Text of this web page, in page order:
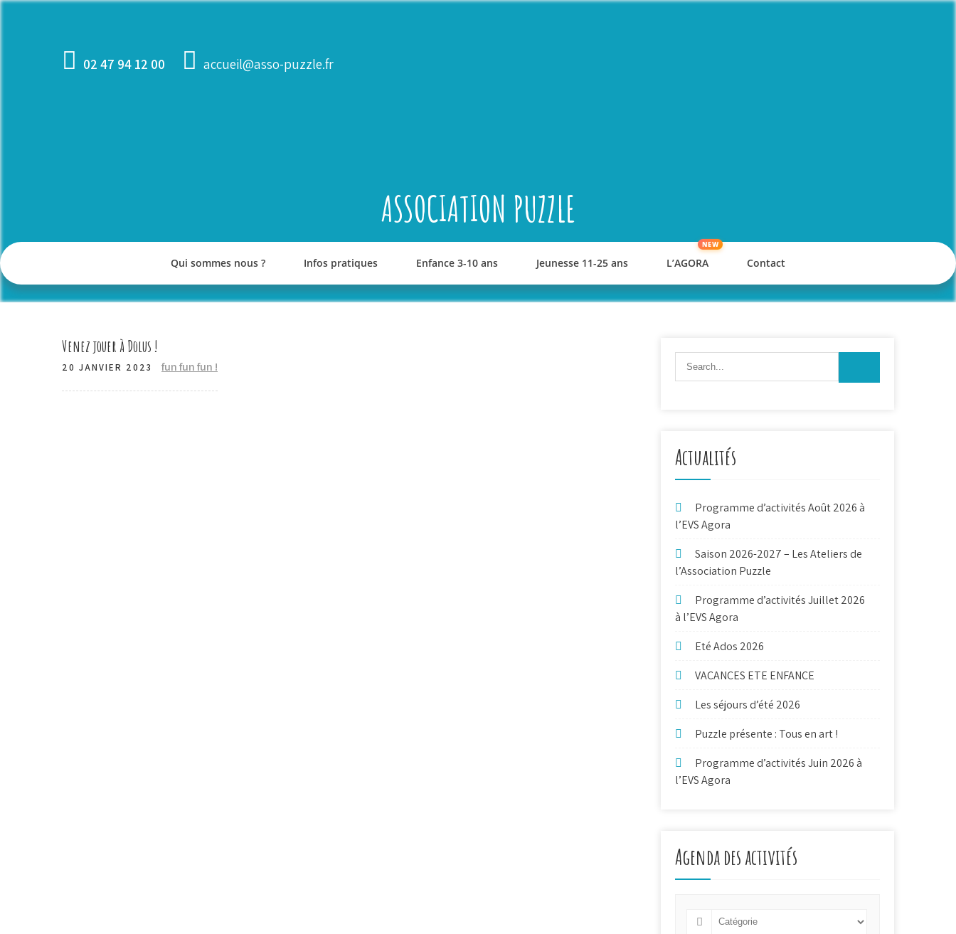
Skip
02 47 94 12 00 accueil@asso-puzzle.fr
ASSOCIATION PUZZLE
Qui sommes nous ? Infos pratiques Enfance 3-10 ans Jeunesse 11-25 ans L’AGORA Contact
Venez jouer à Dolus !
20 JANVIER 2023 fun fun fun !
Actualités
Programme d’activités Août 2026 à
l’EVS Agora
Saison 2026-2027 – Les Ateliers de
l’Association Puzzle
Programme d’activités Juillet 2026
à l’EVS Agora
Eté Ados 2026
VACANCES ETE ENFANCE
Les séjours d’été 2026
Puzzle présente : Tous en art !
Programme d’activités Juin 2026 à
l’EVS Agora
Agenda des activités